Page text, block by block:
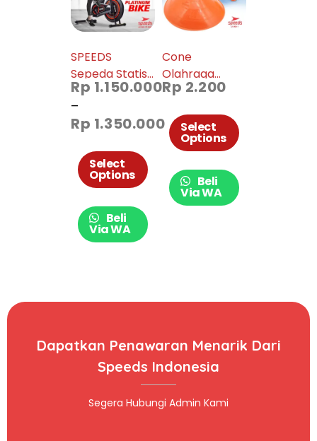
SPEEDS
Sepeda Statis
Platinum Bike
Alat Fitness
Spinning Bike
Untuk Di
Rumah 042-19
Rp 1.150.000
–
Rp 1.350.000
Select
Options
Beli
Via WA
Cone
Olahraga
Cone Futsal
Mangkok 005-
01
Rp 2.200
Select
Options
Beli
Via WA
Dapatkan Penawaran Menarik Dari
Speeds Indonesia
Segera Hubungi Admin Kami